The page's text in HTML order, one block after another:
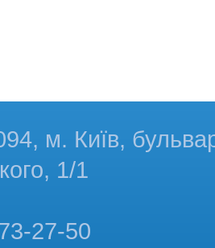
м. Київ,
1/1
27-50